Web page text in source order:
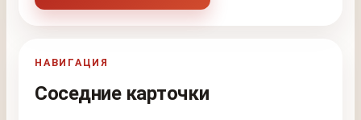
НАВИГАЦИЯ
Соседние карточки